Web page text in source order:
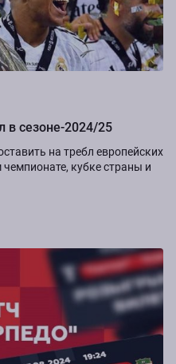
в сезоне-2024/25
на требл европейских
кубке страны и